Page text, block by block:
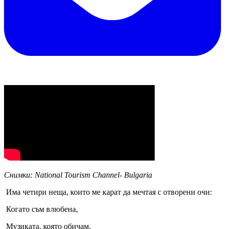
Снимки: National Tourism Channel- Bulgaria
Има четири неща, които ме карат да мечтая с отворени очи:
Когато съм влюбена,
Музиката, която обичам,